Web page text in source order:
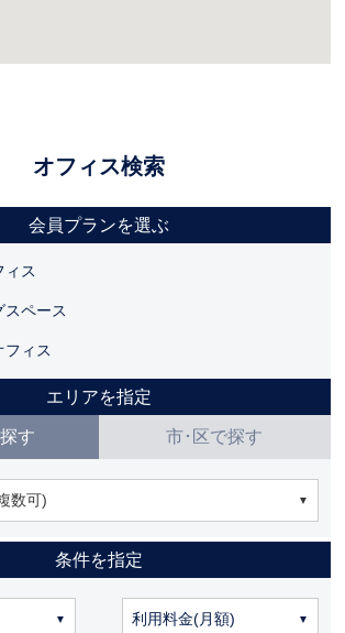
オフィス検索
会員プランを選ぶ
ィス
スペース
フィス
エリアを指定
す 市･区で探す
数可)
条件を指定